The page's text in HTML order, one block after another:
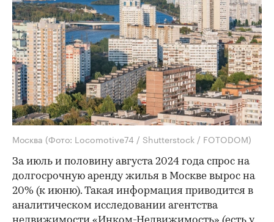
Москва (Фото: Locomotive74 / Shutterstock / FOTODOM)
За июль и половину августа 2024 года спрос на
долгосрочную аренду жилья в Москве вырос на
20% (к июню). Такая информация приводится в
аналитическом исследовании агентства